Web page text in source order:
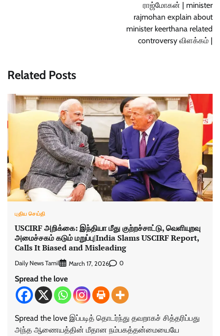
ராஜ்மோகன் | minister
rajmohan explain about
minister keerthana related
controversy விளக்கம் |
Related Posts
புதிய செய்தி
USCIRF அறிக்கை: இந்தியா மீது குற்றச்சாட்டு, வெளியுறவு
அமைச்சகம் கடும் மறுப்பு|India Slams USCIRF Report,
Calls It Biased and Misleading
Daily News Tamil March 17, 2026 0
Spread the love
Spread the love இப்படித் தொடர்ந்து தவறாகச் சித்தரிப்பது
அந்த ஆணையத்தின் மீதான நம்பகத்தன்மையையே